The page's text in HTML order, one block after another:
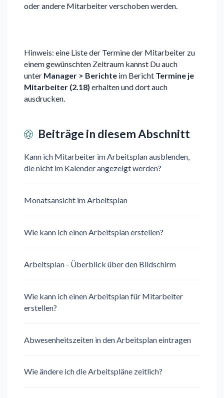
oder andere Mitarbeiter verschoben werden.
Hinweis: eine Liste der Termine der Mitarbeiter zu
einem gewünschten Zeitraum kannst Du auch
unter Manager > Berichte im Bericht Termine je
Mitarbeiter (2.18) erhalten und dort auch
ausdrucken.
Beiträge in diesem Abschnitt
Kann ich Mitarbeiter im Arbeitsplan ausblenden,
die nicht im Kalender angezeigt werden?
Monatsansicht im Arbeitsplan
Wie kann ich einen Arbeitsplan erstellen?
Arbeitsplan - Überblick über den Bildschirm
Wie kann ich einen Arbeitsplan für Mitarbeiter
erstellen?
Abwesenheitszeiten in den Arbeitsplan eintragen
Wie ändere ich die Arbeitspläne zeitlich?